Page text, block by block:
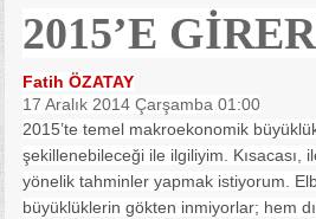
2015’E
Fatih ÖZATAY
17 Aralık 2014 Çarşamba 01:00
2015’te temel makroekonomik
şekillenebileceği ile ilgiliyim. Kısacası,
yönelik tahminler yapmak istiyorum.
büyüklüklerin gökten inmiyorlar; hem